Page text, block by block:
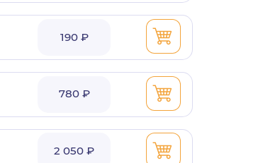
190 ₽
780 ₽
2 050 ₽